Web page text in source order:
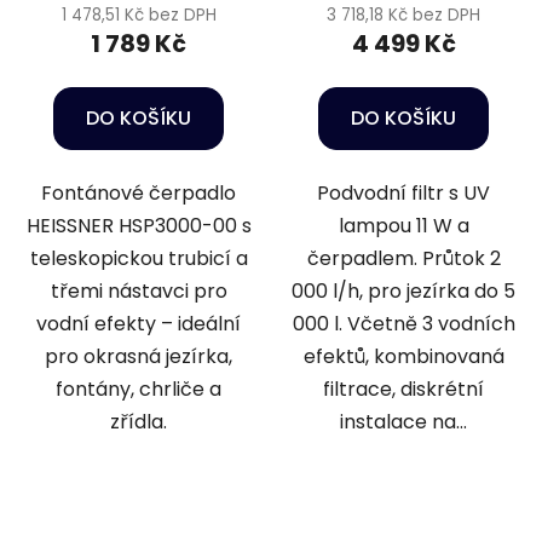
1 478,51 Kč bez DPH
1 789 Kč
DO KOŠÍKU
Fontánové čerpadlo
HEISSNER HSP3000-00 s
teleskopickou trubicí a
třemi nástavci pro
vodní efekty – ideální
pro okrasná jezírka,
fontány, chrliče a
zřídla.
3 718,18 Kč bez DPH
4 499 Kč
DO KOŠÍKU
Podvodní filtr s UV
lampou 11 W a
čerpadlem. Průtok 2
000 l/h, pro jezírka do 5
000 l. Včetně 3 vodních
efektů, kombinovaná
filtrace, diskrétní
instalace na...